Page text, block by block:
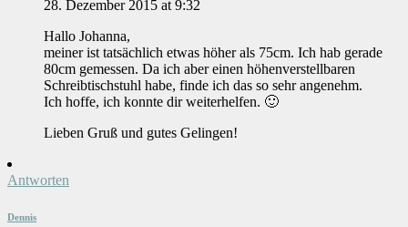
28. Dezember 2015 at 9:32
Hallo Johanna,
meiner ist tatsächlich etwas höher als 75cm. Ich hab gerade
80cm gemessen. Da ich aber einen höhenverstellbaren
Schreibtischstuhl habe, finde ich das so sehr angenehm.
Ich hoffe, ich konnte dir weiterhelfen. 🙂
Lieben Gruß und gutes Gelingen!
Antworten
Dennis